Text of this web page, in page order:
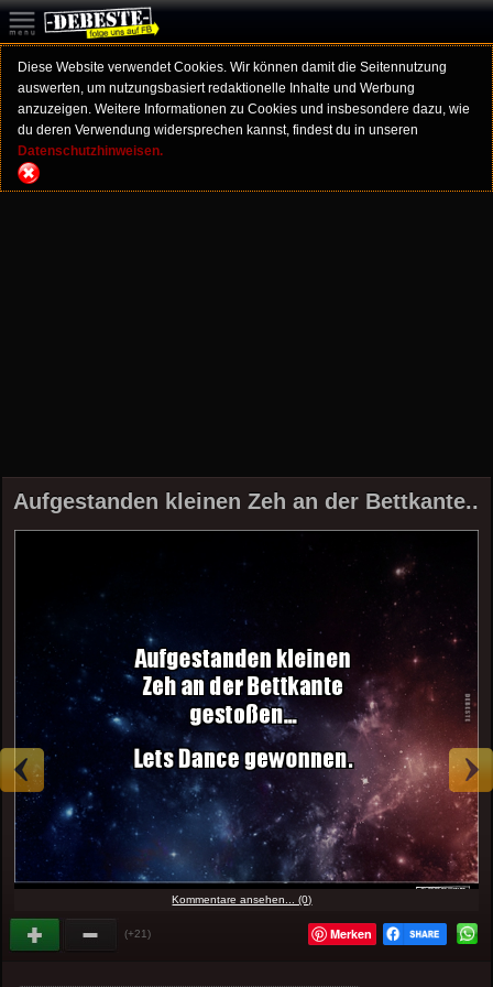
Diese Website verwendet Cookies. Wir können damit die Seitennutzung
auswerten, um nutzungsbasiert redaktionelle Inhalte und Werbung
anzuzeigen. Weitere Informationen zu Cookies und insbesondere dazu, wie
du deren Verwendung widersprechen kannst, findest du in unseren
Datenschutzhinweisen.
Aufgestanden kleinen Zeh an der Bettkante..
Kommentare ansehen... (0)
(+21) Merken